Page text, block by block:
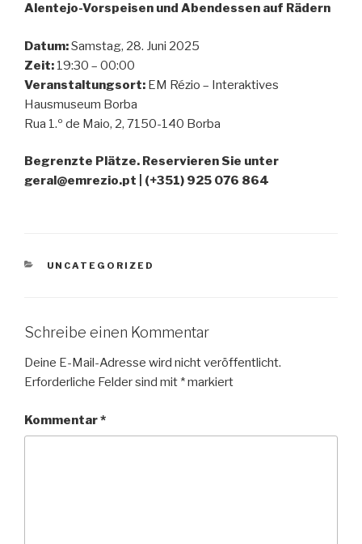
Alentejo-Vorspeisen und Abendessen auf Rädern
Datum:Samstag, 28. Juni 2025
Zeit: 19:30 – 00:00
Veranstaltungsort: EM Rézio – Interaktives
Hausmuseum Borba
Rua 1.º de Maio, 2, 7150-140 Borba
Begrenzte Plätze. Reservieren Sie unter
geral@emrezio.pt | (+351) 925 076 864
KATEGORIEN
UNCATEGORIZED
Schreibe einen Kommentar
Deine E-Mail-Adresse wird nicht veröffentlicht.
Erforderliche Felder sind mit *markiert
Kommentar*